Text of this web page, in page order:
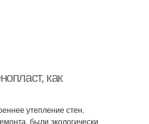
как
утепление стен.
были экологически